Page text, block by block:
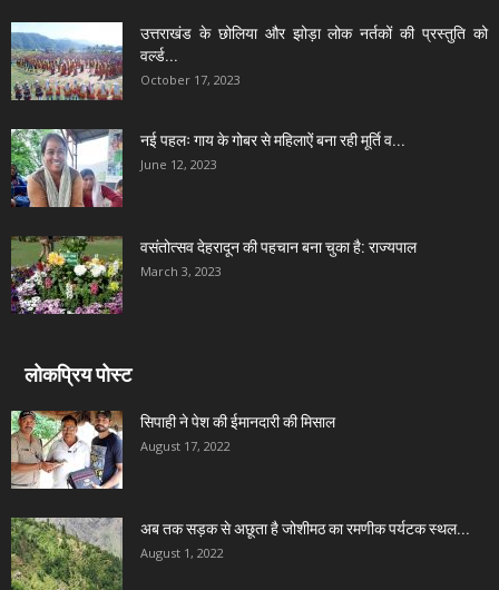
उत्तराखंड के छोलिया और झोड़ा लोक नर्तकों की प्रस्तुति को
वर्ल्ड...
October 17, 2023
नई पहलः गाय के गोबर से महिलाऐं बना रही मूर्ति व...
June 12, 2023
वसंतोत्सव देहरादून की पहचान बना चुका है: राज्यपाल
March 3, 2023
लोकप्रिय पोस्ट
सिपाही ने पेश की ईमानदारी की मिसाल
August 17, 2022
अब तक सड़क से अछूता है जोशीमठ का रमणीक पर्यटक स्थल...
August 1, 2022